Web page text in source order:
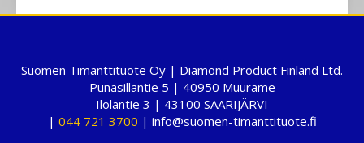
Suomen Timanttituote Oy | Diamond Product Finland Ltd.
Punasillantie 5 | 40950 Muurame
Ilolantie 3 | 43100 SAARIJÄRVI
| 044 721 3700 | info@suomen-timanttituote.fi